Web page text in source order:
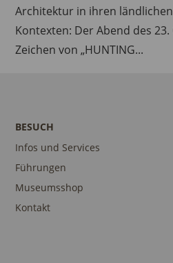
Architektur in ihren
Kontexten: Der Abend des
Zeichen von „HUNTING...
BESUCH
Infos und Services
Führungen
Museumsshop
Kontakt